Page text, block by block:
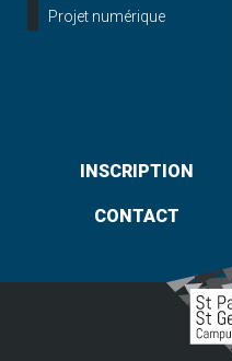
Projet numérique
INSCRIPTION
CONTACT